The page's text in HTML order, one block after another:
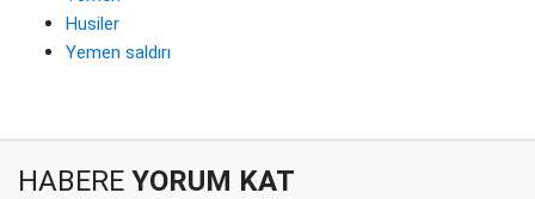
Husiler
Yemen saldırı
HABERE YORUM KAT